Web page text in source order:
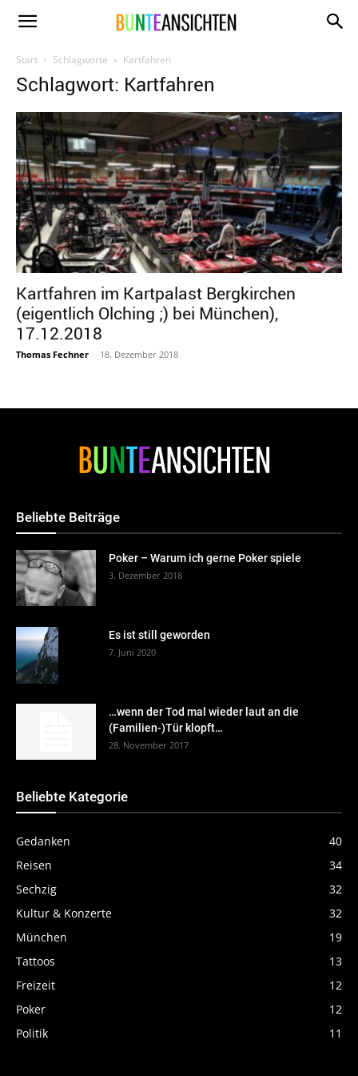
www.bunte-
ansichten.de
Start Schlagworte Kartfahren
Schlagwort: Kartfahren
Kartfahren im Kartpalast Bergkirchen
(eigentlich Olching ;) bei München),
17.12.2018
Thomas Fechner - 18. Dezember 2018
Beliebte Beiträge
Poker – Warum ich gerne Poker spiele
3. Dezember 2018
Es ist still geworden
7. Juni 2020
…wenn der Tod mal wieder laut an die
(Familien-)Tür klopft…
28. November 2017
Beliebte Kategorie
Gedanken
40
Reisen
34
Sechzig
32
Kultur & Konzerte
32
München
19
Tattoos
13
Freizeit
12
Poker
12
Politik
11